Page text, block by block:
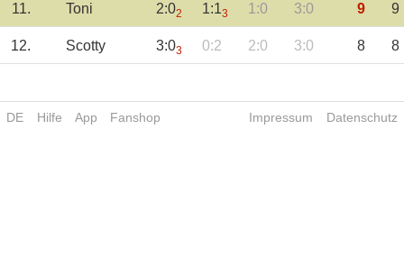
11. Toni 2:02 1:13 1:0 3:0 9 9
12. Scotty 3:03 0:2 2:0 3:0 8 8
DE Hilfe App Fanshop Impressum Datenschutz